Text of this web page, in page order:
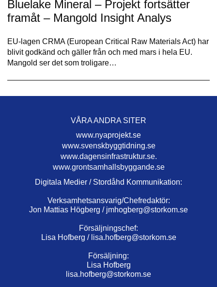
Bluelake Mineral – Projekt fortsätter
framåt – Mangold Insight Analys
EU-lagen CRMA (European Critical Raw Materials Act) har
blivit godkänd och gäller från och med mars i hela EU.
Mangold ser det som troligare…
VÅRA ANDRA SITER
www.nyaprojekt.se
www.svenskbyggtidning.se
www.dagensinfrastruktur.se.
www.grontsamhallsbyggande.se
Digitala Medier / Stordåhd Kommunikation:
Verksamhetsansvarig/Chefredaktör:
Jon Mattias Högberg / jmhogberg@storkom.se
Försäljningschef:
Lisa Hofberg / lisa.hofberg@storkom.se
Försäljning:
Lisa Hofberg
lisa.hofberg@storkom.se